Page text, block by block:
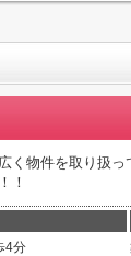
物件を取り扱っ
！
4分